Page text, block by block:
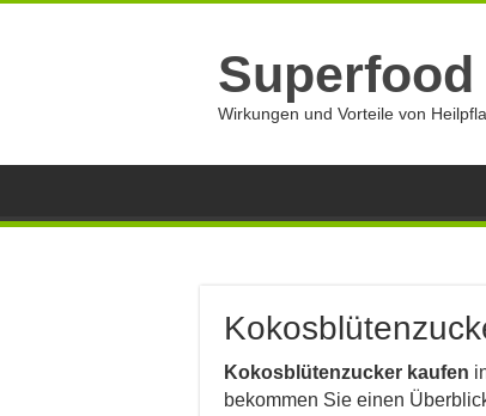
Wirkungen und Vorteile von
Kokosblütenzucker kaufen
bekommen Sie einen